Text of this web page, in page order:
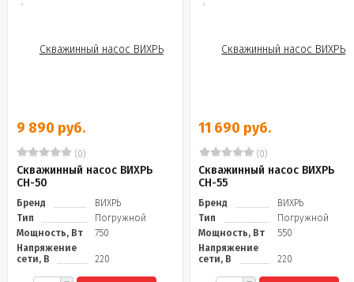
9 890 руб.
(0)
Скважинный насос ВИХРЬ
СН-50
Бренд
ВИХРЬ
Тип
Погружной
Мощность, Вт
750
Напряжение
сети, В
220
11 690 руб.
(0)
Скважинный насос ВИХРЬ
СН-55
Бренд
ВИХРЬ
Тип
Погружной
Мощность, Вт
550
Напряжение
сети, В
220